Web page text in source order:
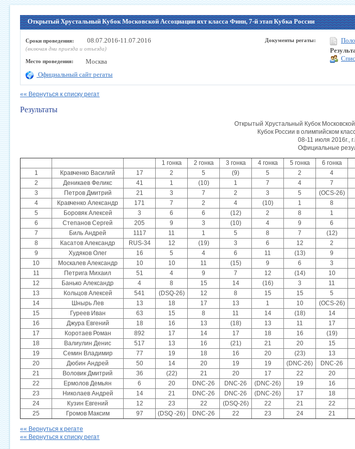
Открытый Хрустальный Кубок Московской Ассоциации яхт класса Финн, 7-й этап Кубка России
Документы регаты:
Сроки проведения: 08.07.2016-11.07.2016
(включая дни приезда и отъезда)
Место проведения:
Москва
Официальный сайт регаты
«« Вернуться к списку регат
Результаты
Открытый Хрустальный Кубок
Кубок России в олимпийском
08-11 июля 2016г.,
Официальные
1 гонка 2 гонка 3 гонка 4 гонка 5 гонка 6 гонка
1
Кравченко Василий 17 2 5 (9) 5 2 4
2
Деникаев Феликс 41 1 (10) 1 7 4 7
3
Петров Дмитрий 21 3 7 2 3 5 (OCS-26)
4
Кравченко Александр 171 7 2 4 (10) 1 8
5
Боровяк Алексей 3 6 6 (12) 2 8 1
6
Степанов Сергей 205 9 3 (10) 4 9 6
7
Биль Андрей 1117 11 1 5 8 7 (12)
8
Касатов Александр RUS-34 12 (19) 3 6 12 2
9
Худяков Олег 16 5 4 6 11 (13) 9
10
Москалев Александр 10 10 11 (15) 9 6 3
11
Петрига Михаил 51 4 9 7 12 (14) 10
12
Банько Александр 4 8 15 14 (16) 3 11
13
Кольцов Алексей 541 (DSQ-26) 12 8 15 15 5
14
Шнырь Лев 13 18 17 13 1 10 (OCS-26)
15
Гуреев Иван 63 15 8 11 14 (18) 14
16
Джура Евгений 18 16 13 (18) 13 11 17
17
Коротаев Роман 892 17 14 17 18 16 (19)
18
Валиулин Денис 517 13 16 (21) 21 20 15
19
Семин Владимир 77 19 18 16 20 (23) 13
20
Дюбин Андрей 50 14 20 19 19 (DNC-26) DNC-26
21
Воловик Дмитрий 36 (22) 21 20 17 22 20
22
Ермолов Демьян 6 20 DNC-26 DNC-26 (DNC-26) 19 16
23
Николаев Андрей 14 21 DNC-26 DNC-26 (DNC-26) 17 18
24
Кузин Евгений 12 23 22 (DSQ-26) 22 21 22
25
Громов Максим 97 (DSQ -26) DNC-26 22 23 24 21
«« Вернуться к регате
«« Вернуться к списку регат